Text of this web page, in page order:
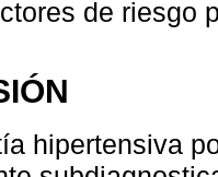
de riesgo
hipertensiva